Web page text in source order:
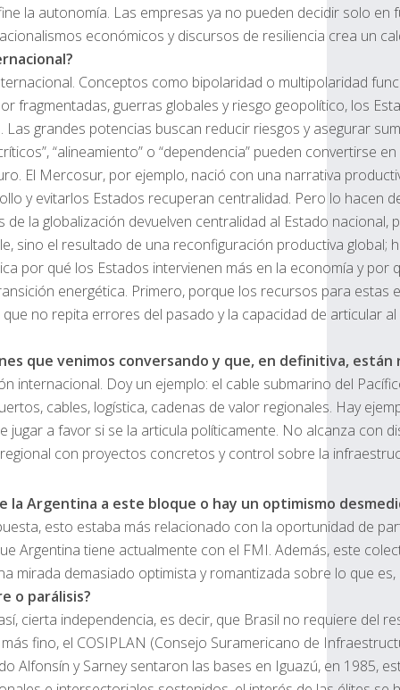
autonomía. Las empresas ya no pueden decidir solo
económicos y discursos de resiliencia crea
Conceptos como bipolaridad o multipolaridad
guerras globales y riesgo geopolítico,
Las grandes potencias buscan reducir riesgos y asegurar
“alineamiento” o “dependencia” pueden
El Mercosur, por ejemplo, nació con una narrativa
y evitarlos Estados recuperan centralidad. Pero lo
la globalización devuelven centralidad al Estado
el resultado de una reconfiguración productiva
por qué los Estados intervienen más en la economía
energética. Primero, porque los recursos para
no repita errores del pasado y la capacidad de
que venimos conversando y que, en definitiva,
Doy un ejemplo: el cable submarino del
cables, logística, cadenas de valor regionales. Hay
a favor si se la articula políticamente. No alcanza
con proyectos concretos y control sobre la
la Argentina a este bloque o hay un optimismo
esto estaba más relacionado con la oportunidad
tiene actualmente con el FMI. Además, este
mirada demasiado optimista y romantizada sobre lo
o parálisis?
cierta independencia, es decir, que Brasil no requiere
fino, el COSIPLAN (Consejo Suramericano de
y Sarney sentaron las bases en Iguazú, en